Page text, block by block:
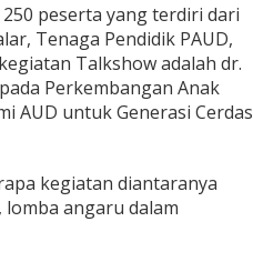
peserta yang terdiri dari
Tenaga Pendidik PAUD,
Talkshow adalah dr.
Perkembangan Anak
AUD untuk Generasi Cerdas
kegiatan diantaranya
angaru dalam